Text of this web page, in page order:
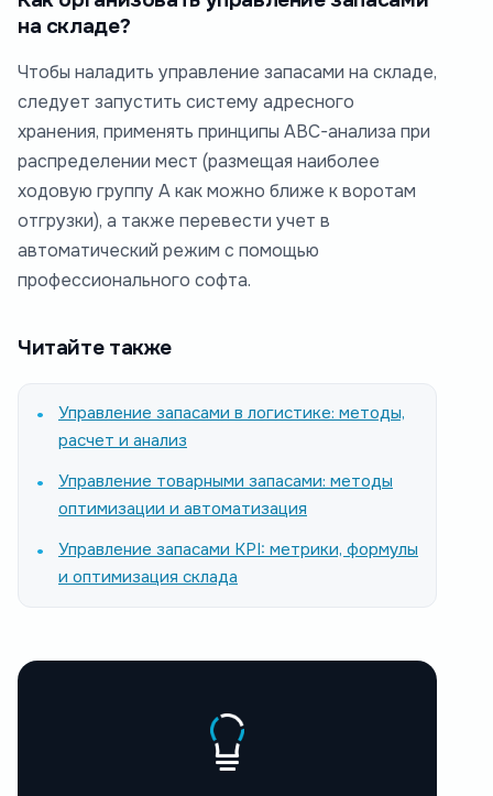
на складе?
Чтобы наладить управление запасами на складе,
следует запустить систему адресного
хранения, применять принципы ABC-анализа при
распределении мест (размещая наиболее
ходовую группу А как можно ближе к воротам
отгрузки), а также перевести учет в
автоматический режим с помощью
профессионального софта.
Читайте также
Управление запасами в логистике: методы,
расчет и анализ
Управление товарными запасами: методы
оптимизации и автоматизация
Управление запасами KPI: метрики, формулы
и оптимизация склада